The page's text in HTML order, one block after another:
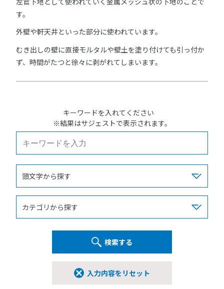
す。
外壁や軒天井といった部分に使われています。
むき出しの壁に直接モルタルや壁土を塗り付けても引っ付か
ず、時間がたつと徐々に剥がれてしまいます。
キーワードを入れてください
※結果はサジェストで表示されます。
入力内容をリセット
検索する